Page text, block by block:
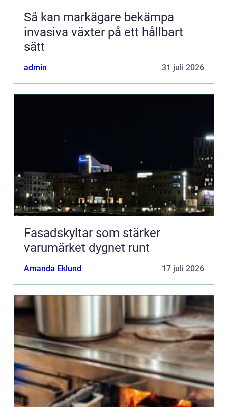
Så kan markägare bekämpa
invasiva växter på ett hållbart
sätt
admin 31 juli 2026
Fasadskyltar som stärker
varumärket dygnet runt
Amanda Eklund 17 juli 2026